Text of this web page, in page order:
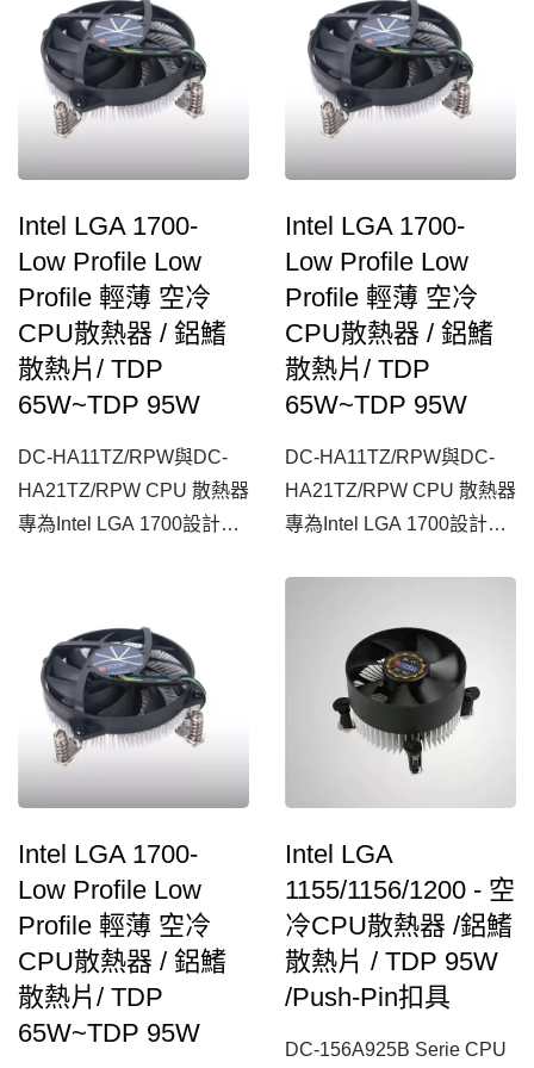
熱器背板部分做重點強化，
讓您使用時能避免主機板變
形，耐用度更升級。此外，
散熱器貼心設計為30mm
一款不容錯過的高CP值電
腦散熱器選擇。
化，讓您使用時能避免主機
板變形，耐用度更升級。此
外，散熱器貼心設計為
30mm高，輕巧不佔空間，
CP值電腦散熱器選擇。
Intel LGA 1700-
Low Profile Low
Profile 輕薄 空冷
CPU散熱器 / 鋁鰭
散熱片/ TDP
65W~TDP 95W
DC-HA11TZ/RPW與DC-
HA21TZ/RPW CPU 散熱器
專為Intel LGA 1700設計，
更搭配倒吊式超靜音鐮刀風
扇，大幅提高整體CPU散
熱效能，並針對散熱器背板
部分做重點強化，讓您使用
時能避免主機板變形，耐用
元，為一款不容錯過的高
CP值電腦散熱器選擇。
Intel LGA 1700-
Low Profile Low
Profile 輕薄 空冷
CPU散熱器 / 鋁鰭
散熱片/ TDP
65W~TDP 95W
DC-HA11TZ/RPW與DC-
HA21TZ/RPW CPU 散熱器
專為Intel LGA 1700設計，
更搭配倒吊式超靜音鐮刀風
扇，大幅提高整體CPU散
熱效能，並針對散熱器背板
部分做重點強化，讓您使用
時能避免主機板變形，耐用
元，為一款不容錯過的高
CP值電腦散熱器選擇。
Intel LGA 1700-
Low Profile Low
Profile 輕薄 空冷
CPU散熱器 / 鋁鰭
散熱片/ TDP
65W~TDP 95W
Intel LGA
1155/1156/1200 - 空
冷CPU散熱器 /鋁鰭
散熱片 / TDP 95W
/Push-Pin扣具
DC-156A925B Serie CPU